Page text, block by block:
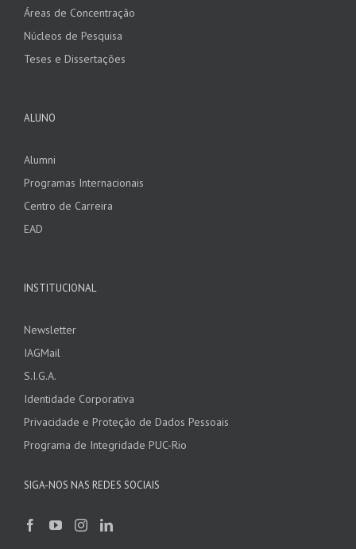
Áreas de Concentração
Núcleos de Pesquisa
Teses e Dissertações
ALUNO
Alumni
Programas Internacionais
Centro de Carreira
EAD
INSTITUCIONAL
Newsletter
IAGMail
S.I.G.A.
Identidade Corporativa
Privacidade e Proteção de Dados Pessoais
Programa de Integridade PUC-Rio
SIGA-NOS NAS REDES SOCIAIS